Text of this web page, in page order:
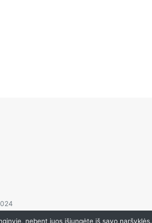
nebent juos išjungėte iš savo naršyklės.